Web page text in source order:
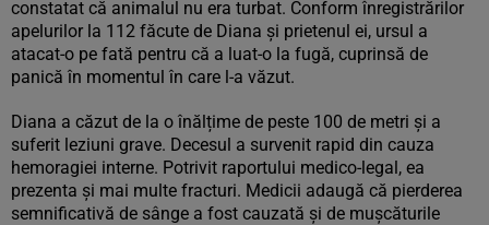
constatat că animalul nu era turbat. Conform înregistrărilor
apelurilor la 112 făcute de Diana și prietenul ei, ursul a
atacat-o pe fată pentru că a luat-o la fugă, cuprinsă de
panică în momentul în care l-a văzut.
Diana a căzut de la o înălțime de peste 100 de metri și a
suferit leziuni grave. Decesul a survenit rapid din cauza
hemoragiei interne. Potrivit raportului medico-legal, ea
prezenta și mai multe fracturi. Medicii adaugă că pierderea
semnificativă de sânge a fost cauzată și de mușcăturile